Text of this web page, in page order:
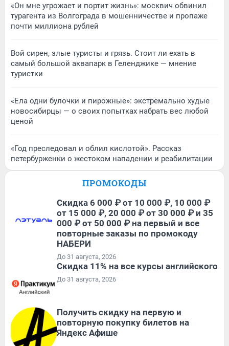
«Он мне угрожает и портит жизнь»: москвич обвинил
турагента из Волгограда в мошенничестве и пропаже
почти миллиона рублей
Вой сирен, злые туристы и грязь. Стоит ли ехать в
самый большой аквапарк в Геленджике — мнение
туристки
«Ела одни булочки и пирожные»: экстремально худые
новосибирцы — о своих попытках набрать вес любой
ценой
«Год преследовал и облил кислотой». Рассказ
петербурженки о жестоком нападении и реабилитации
ПРОМОКОДЫ
Скидка 6 000 ₽ от 10 000 ₽, 10 000 ₽
от 15 000 ₽, 20 000 ₽ от 30 000 ₽ и 35
000 ₽ от 50 000 ₽ на первый и все
повторные заказы по промокоду
НАБЕРИ
До 31 августа, 2026
Скидка 11% на все курсы английского
До 31 августа, 2026
Получить скидку на первую и
повторную покупку билетов на
Яндекс Афише